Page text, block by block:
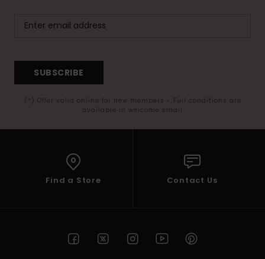
SUBSCRIBE
(*) Offer valid online for new members - Full conditions are
available in welcome email
Find a Store Contact Us